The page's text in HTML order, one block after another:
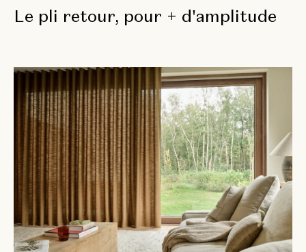
Le pli retour, pour + d'amplitude